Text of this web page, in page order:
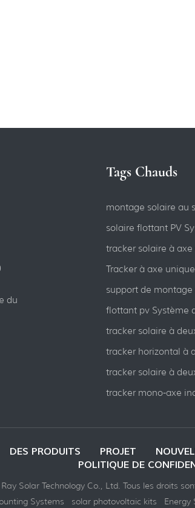
du
Tags Chauds
montage solaire au
solaire flottant PV
tracker solaire à axe
Tracker à axe
support de
flottant pv Système
tracker solaire à
tracker horizontal à
tracker solaire à
tracker mono-axe
DES PRODUITS PROJET
POLITIQUE DE
Solar Technology Co., Ltd. Tous les droits
Systems solar photovoltaic kits Energy